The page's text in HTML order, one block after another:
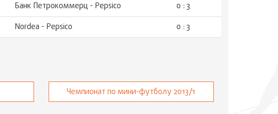
Банк Петрокоммерц - Pepsico
0 : 3
Nordea - Pepsico 0 : 3
Чемпионат по мини-футболу 2013/1